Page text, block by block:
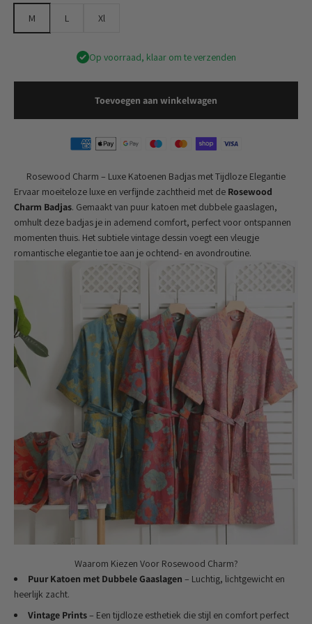
M L Xl
Op voorraad, klaar om te verzenden
Toevoegen aan winkelwagen
Rosewood Charm – Luxe Katoenen Badjas met Tijdloze Elegantie
Ervaar moeiteloze luxe en verfijnde zachtheid met de Rosewood
Charm Badjas. Gemaakt van puur katoen met dubbele gaaslagen,
omhult deze badjas je in ademend comfort, perfect voor ontspannen
momenten thuis. Het subtiele vintage dessin voegt een vleugje
romantische elegantie toe aan je ochtend- en avondroutine.
Waarom Kiezen Voor Rosewood Charm?
Puur Katoen met Dubbele Gaaslagen – Luchtig, lichtgewicht en
heerlijk zacht.
Vintage Prints– Een tijdloze esthetiek die stijl en comfort perfect